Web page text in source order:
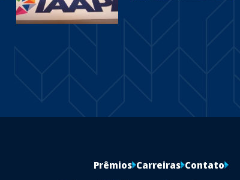
Prêmios Carreiras Contato